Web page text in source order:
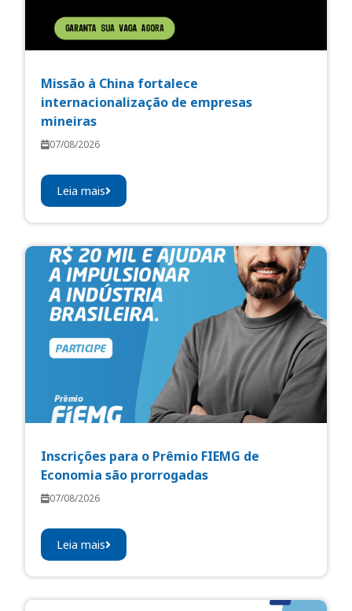
Missão à China fortalece
internacionalização de empresas
mineiras
07/08/2026
Leia mais
Inscrições para o Prêmio FIEMG de
Economia são prorrogadas
07/08/2026
Leia mais